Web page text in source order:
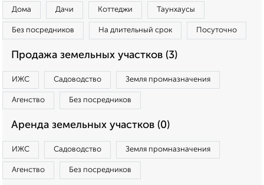
Дома Дачи Коттеджи Таунхаусы
Без посредников На длительный срок Посуточно
Продажа земельных участков (3)
ИЖС Садоводство Земля промназначения
Агенство Без посредников
Аренда земельных участков (0)
ИЖС Садоводство Земля промназначения
Агенство Без посредников